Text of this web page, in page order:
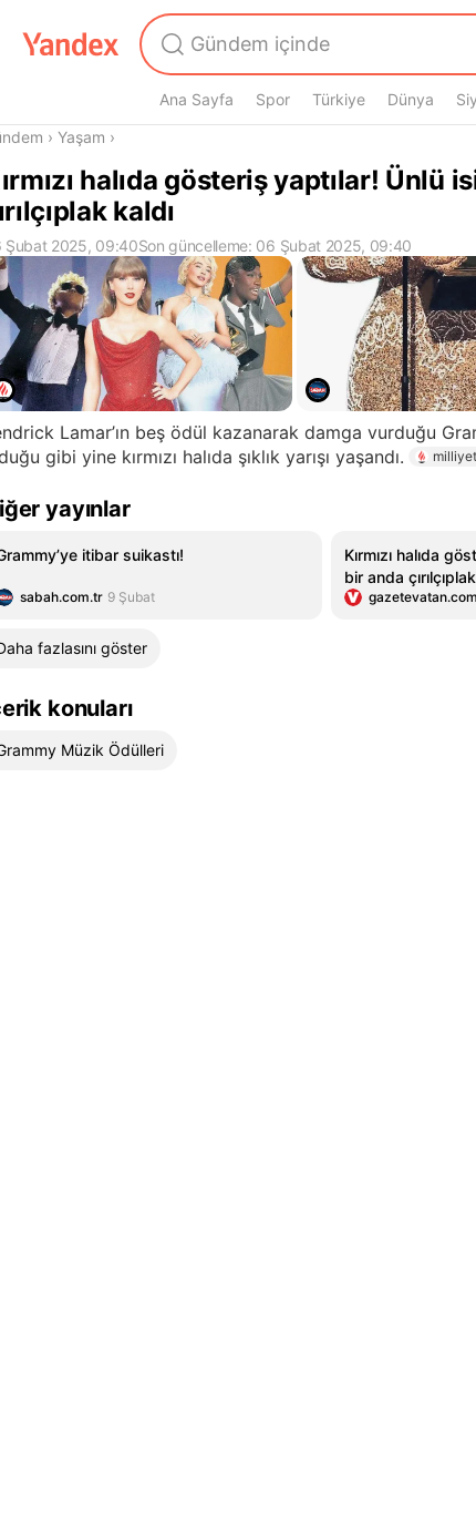
Ana Sayfa Spor Türkiye Dünya
› Yaşam ›
halıda gösteriş yaptılar! Ünlü
kaldı
Şubat 2025, 09:40Son güncelleme: 06 Şubat 2025, 09:40
Lamar’ın beş ödül kazanarak damga vurduğu
gibi yine kırmızı halıda şıklık yarışı yaşandı.
yayınlar
itibar suikastı!
sabah.com.tr 9 Şubat
Kırmızı halıda
bir anda
gazetevatan.com
fazlasını göster
konuları
Müzik Ödülleri